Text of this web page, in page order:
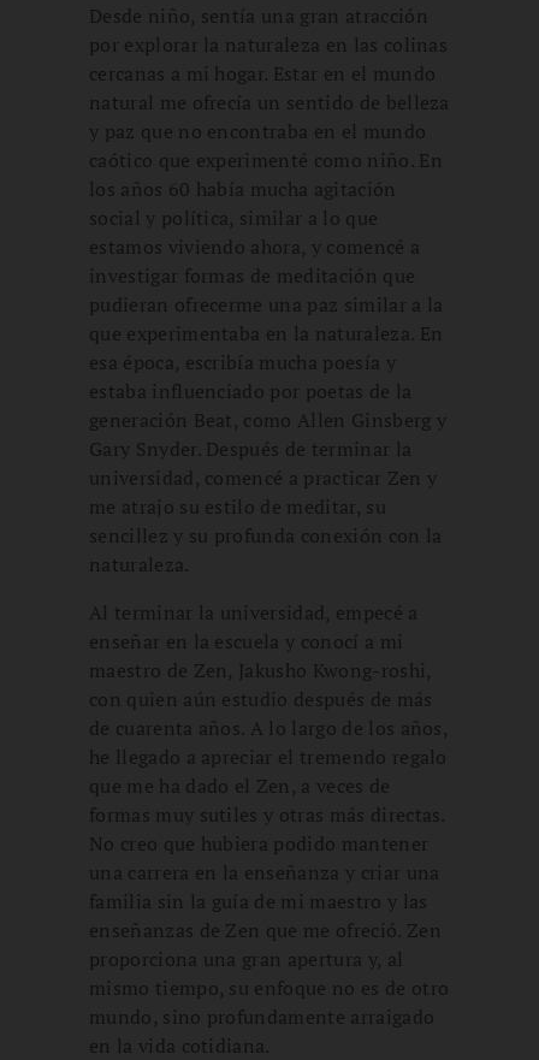
Desde niño, sentía una gran atracción
por explorar la naturaleza en las colinas
cercanas a mi hogar. Estar en el mundo
natural me ofrecía un sentido de belleza
y paz que no encontraba en el mundo
caótico que experimenté como niño. En
los años 60 había mucha agitación
social y política, similar a lo que
estamos viviendo ahora, y comencé a
investigar formas de meditación que
pudieran ofrecerme una paz similar a la
que experimentaba en la naturaleza. En
esa época, escribía mucha poesía y
estaba influenciado por poetas de la
generación Beat, como Allen Ginsberg y
Gary Snyder. Después de terminar la
universidad, comencé a practicar Zen y
me atrajo su estilo de meditar, su
sencillez y su profunda conexión con la
naturaleza.
Al terminar la universidad, empecé a
enseñar en la escuela y conocí a mi
maestro de Zen, Jakusho Kwong-roshi,
con quien aún estudio después de más
de cuarenta años. A lo largo de los años,
he llegado a apreciar el tremendo regalo
que me ha dado el Zen, a veces de
formas muy sutiles y otras más directas.
No creo que hubiera podido mantener
una carrera en la enseñanza y criar una
familia sin la guía de mi maestro y las
enseñanzas de Zen que me ofreció. Zen
proporciona una gran apertura y, al
mismo tiempo, su enfoque no es de otro
mundo, sino profundamente arraigado
en la vida cotidiana.